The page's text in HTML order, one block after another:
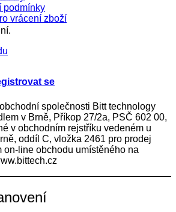
podmínky
vrácení zboží
se
společnosti Bitt technology
v Brně, Příkop 27/2a, PSČ 602 00,
v obchodním rejstříku vedeném u
oddíl C, vložka 2461 pro prodej
on-line obchodu umístěného na